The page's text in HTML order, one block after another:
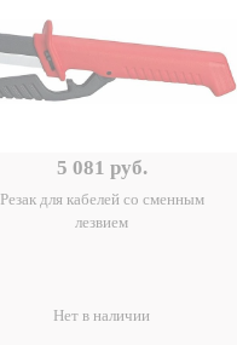
5 081 руб.
Резак для кабелей со сменным
лезвием
Нет в наличии